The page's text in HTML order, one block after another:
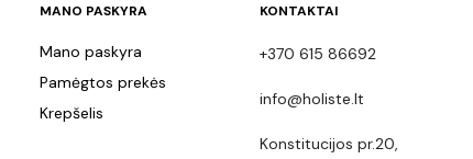
MANO PASKYRA
Mano paskyra
Pamėgtos prekės
Krepšelis
KONTAKTAI
+370 615 86692
info@holiste.lt
Konstitucijos pr.20,